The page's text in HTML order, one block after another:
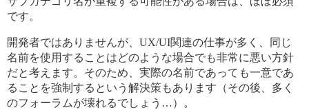
です。
開発者ではありませんが、UX/UI関連の仕事が多く、同じ
名前を使用することはどのような場合でも非常に悪い方針
だと考えます。そのため、実際の名前であっても一意であ
ることを強制するという解決策もあります（その後、多く
のフォーラムが壊れるでしょう…）。